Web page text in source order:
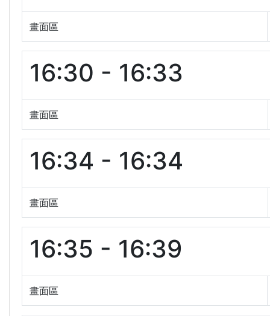
畫面區
16:30 - 16:33
畫面區
16:34 - 16:34
畫面區
16:35 - 16:39
畫面區